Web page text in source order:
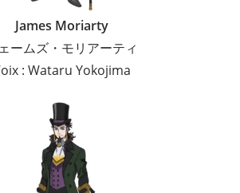
James Moriarty
ームズ・モリアーティ
: Wataru Yokojima